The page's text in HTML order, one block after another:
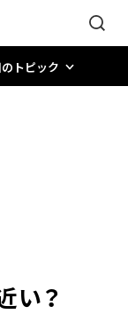
トピック
い？